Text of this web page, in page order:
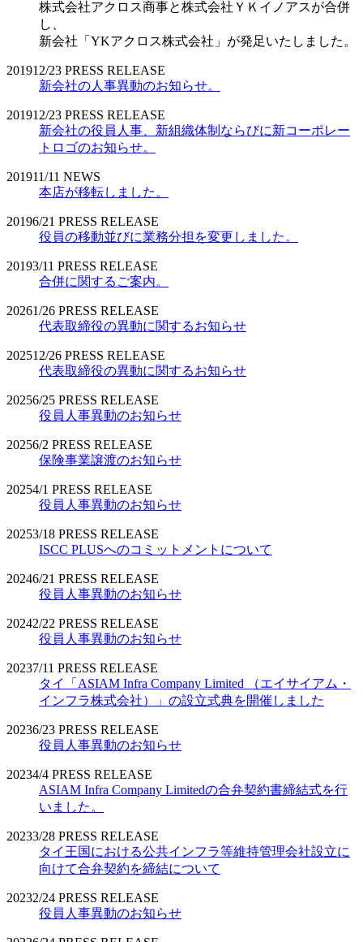
株式会社アクロス商事と株式会社ＹＫイノアスが合併
し、
新会社「YKアクロス株式会社」が発足いたしました。
201912/23 PRESS RELEASE
新会社の人事異動のお知らせ。
201912/23 PRESS RELEASE
新会社の役員人事、新組織体制ならびに新コーポレー
トロゴのお知らせ。
201911/11 NEWS
本店が移転しました。
20196/21 PRESS RELEASE
役員の移動並びに業務分担を変更しました。
20193/11 PRESS RELEASE
合併に関するご案内。
20261/26 PRESS RELEASE
代表取締役の異動に関するお知らせ
202512/26 PRESS RELEASE
代表取締役の異動に関するお知らせ
20256/25 PRESS RELEASE
役員人事異動のお知らせ
20256/2 PRESS RELEASE
保険事業譲渡のお知らせ
20254/1 PRESS RELEASE
役員人事異動のお知らせ
20253/18 PRESS RELEASE
ISCC PLUSへのコミットメントについて
20246/21 PRESS RELEASE
役員人事異動のお知らせ
20242/22 PRESS RELEASE
役員人事異動のお知らせ
20237/11 PRESS RELEASE
タイ「ASIAM Infra Company Limited （エイサイアム・
インフラ株式会社）」の設立式典を開催しました
20236/23 PRESS RELEASE
役員人事異動のお知らせ
20234/4 PRESS RELEASE
ASIAM Infra Company Limitedの合弁契約書締結式を行
いました。
20233/28 PRESS RELEASE
タイ王国における公共インフラ等維持管理会社設立に
向けて合弁契約を締結について
20232/24 PRESS RELEASE
役員人事異動のお知らせ